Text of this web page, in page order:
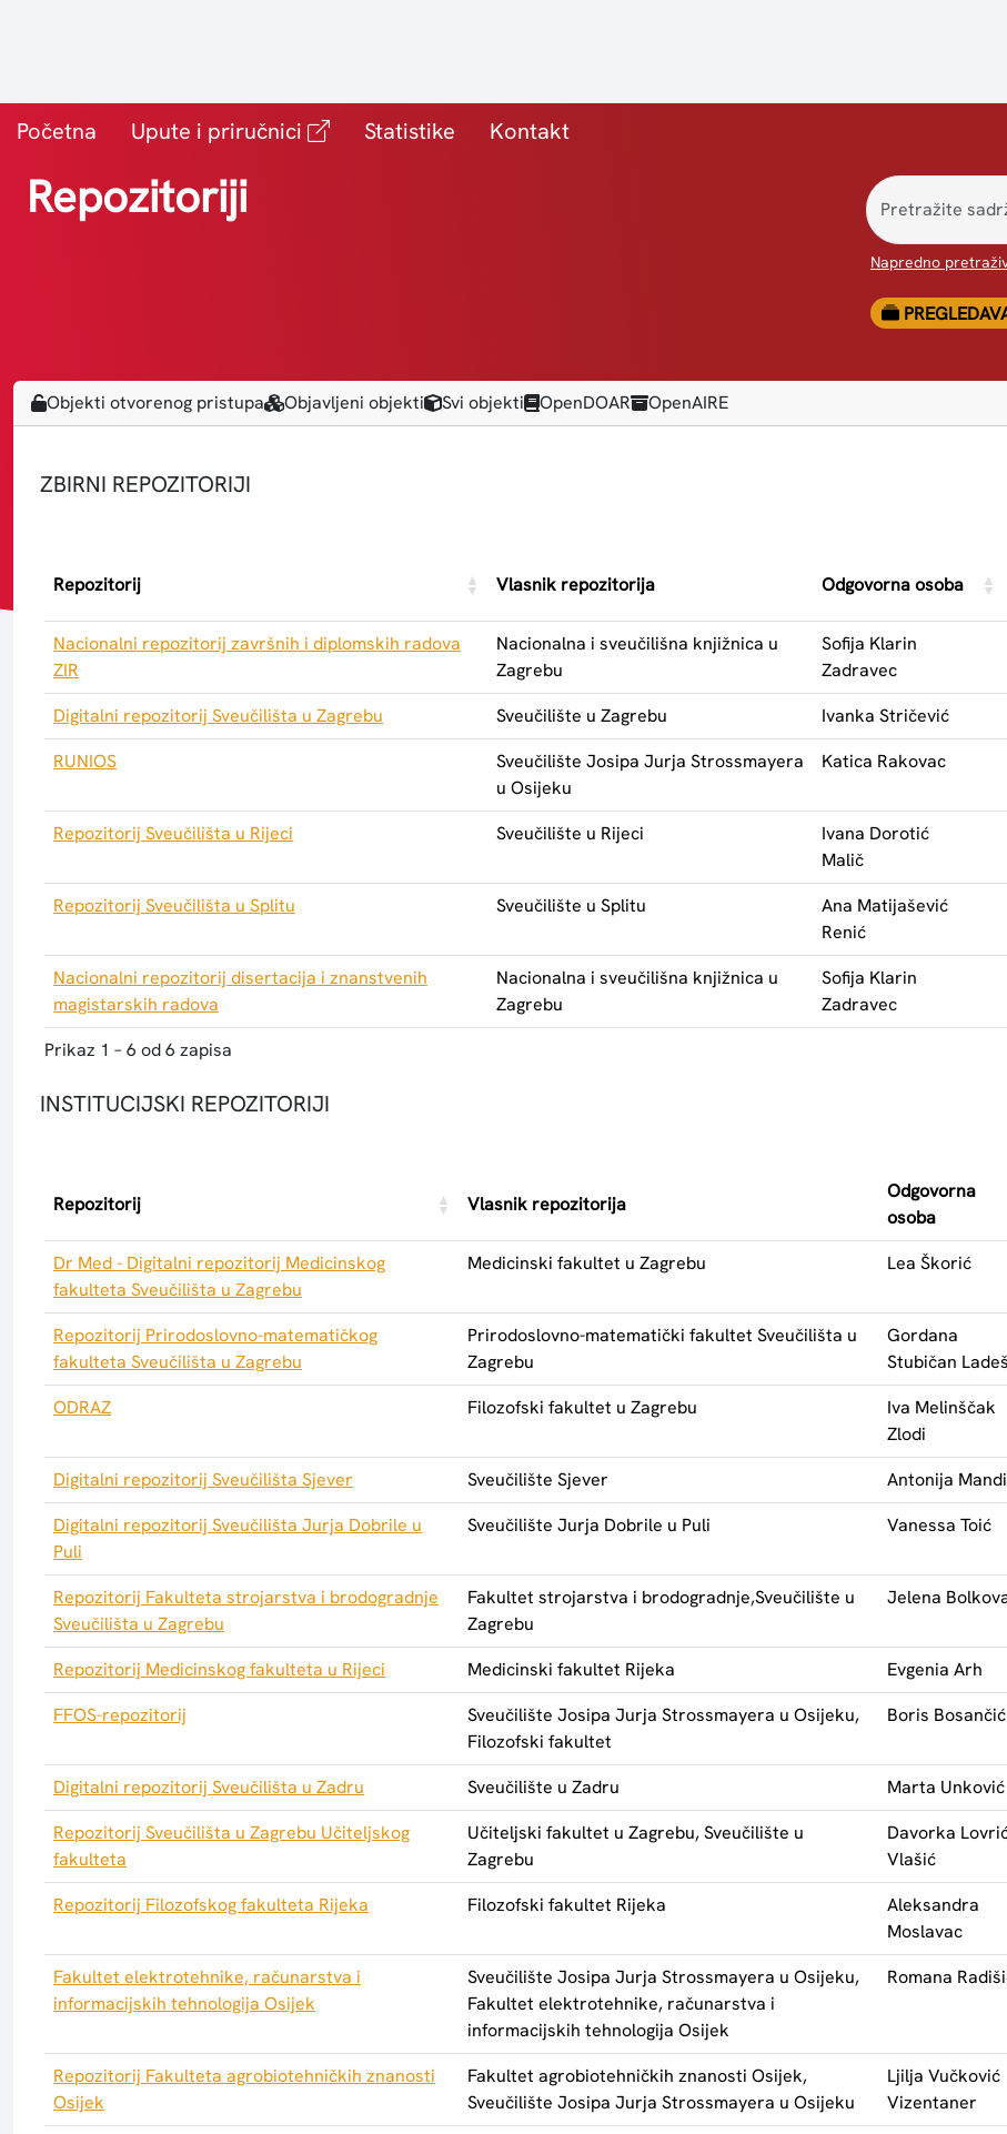
Početna Upute i priručnici (vanjska poveznica)
Statistike Kontakt
Repozitoriji
Napredno
Objekti otvorenog pristupa Objavljeni objekti Svi objekti OpenDOAR OpenAIRE
ZBIRNI REPOZITORIJI
Repozitorij Vlasnik repozitorija Odgovorna osoba
Nacionalni repozitorij završnih i diplomskih radova
ZIR
Nacionalna i sveučilišna knjižnica u
Zagrebu
Sofija Klarin
Zadravec
Digitalni repozitorij Sveučilišta u Zagrebu Sveučilište u Zagrebu Ivanka Stričević
RUNIOS
Sveučilište Josipa Jurja Strossmayera
u Osijeku
Katica Rakovac
Repozitorij Sveučilišta u Rijeci Sveučilište u Rijeci
Ivana Dorotić
Malič
Repozitorij Sveučilišta u Splitu Sveučilište u Splitu
Ana Matijašević
Renić
Nacionalni repozitorij disertacija i znanstvenih
magistarskih radova
Nacionalna i sveučilišna knjižnica u
Zagrebu
Sofija Klarin
Zadravec
Prikaz 1 – 6 od 6 zapisa
INSTITUCIJSKI REPOZITORIJI
Repozitorij Vlasnik repozitorija
Odgovorna
osoba
Dr Med - Digitalni repozitorij Medicinskog
fakulteta Sveučilišta u Zagrebu
Medicinski fakultet u Zagrebu Lea Škorić
Repozitorij Prirodoslovno-matematičkog
fakulteta Sveučilišta u Zagrebu
Prirodoslovno-matematički fakultet Sveučilišta u
Zagrebu
Gordana
Stubičan
ODRAZ Filozofski fakultet u Zagrebu
Iva Melinščak
Zlodi
Digitalni repozitorij Sveučilišta Sjever Sveučilište Sjever Antonija
Digitalni repozitorij Sveučilišta Jurja Dobrile u
Puli
Sveučilište Jurja Dobrile u Puli Vanessa Toić
Repozitorij Fakulteta strojarstva i brodogradnje
Sveučilišta u Zagrebu
Fakultet strojarstva i brodogradnje,Sveučilište u
Zagrebu
Jelena
Repozitorij Medicinskog fakulteta u Rijeci Medicinski fakultet Rijeka Evgenia Arh
FFOS-repozitorij
Sveučilište Josipa Jurja Strossmayera u Osijeku,
Filozofski fakultet
Boris Bosančić
Digitalni repozitorij Sveučilišta u Zadru Sveučilište u Zadru Marta Unković
Repozitorij Sveučilišta u Zagrebu Učiteljskog
fakulteta
Učiteljski fakultet u Zagrebu, Sveučilište u
Zagrebu
Davorka
Vlašić
Repozitorij Filozofskog fakulteta Rijeka Filozofski fakultet Rijeka
Aleksandra
Moslavac
Fakultet elektrotehnike, računarstva i
informacijskih tehnologija Osijek
Sveučilište Josipa Jurja Strossmayera u Osijeku,
Fakultet elektrotehnike, računarstva i
informacijskih tehnologija Osijek
Romana
Repozitorij Fakulteta agrobiotehničkih znanosti
Osijek
Fakultet agrobiotehničkih znanosti Osijek,
Sveučilište Josipa Jurja Strossmayera u Osijeku
Ljilja Vučković
Vizentaner